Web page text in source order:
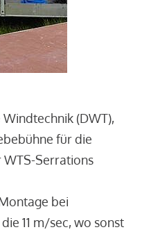
(DWT),
für die
Serrations
bei
11 m/sec, wo sonst